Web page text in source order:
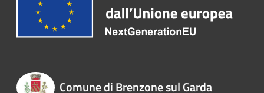
Comune di Brenzone sul Garda